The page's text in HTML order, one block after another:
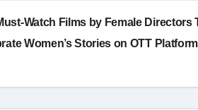
Watch Films by Female Directors
Women’s Stories on OTT